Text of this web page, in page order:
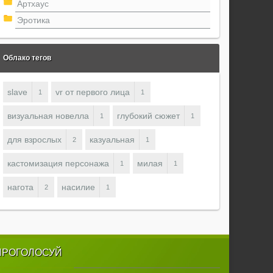
Артхаус
Эротика
Облако тегов
slave 1 vr от первого лица 1
визуальная новелла 1 глубокий сюжет 1
для взрослых 2 казуальная 1
кастомизация персонажа 1 милая 1
нагота 2 насилие 1